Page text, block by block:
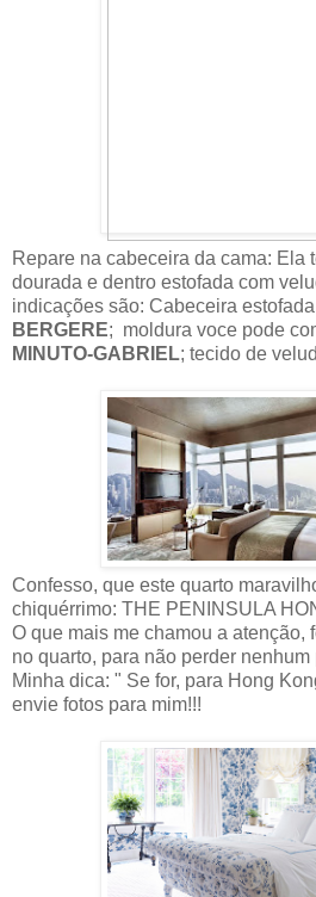
Repare na cabeceira da cama: Ela
dourada e dentro estofada com
indicações são: Cabeceira
BERGERE; moldura voce pode
MINUTO-GABRIEL; tecido de
Confesso, que este quarto
chiquérrimo: THE PENINSULA
O que mais me chamou a atenção,
no quarto, para não perder
Minha dica: " Se for, para Hong
envie fotos para mim!!!